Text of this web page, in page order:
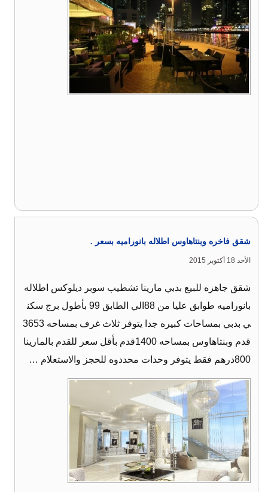
شقق فاخره وبنتاهاوس اطلاله بانوراميه بسعر .
الأحد 18 أكتوبر 2015
شقق جاهزه للبيع بدبي مارينا تشطيب سوبر ديلوكس اطلاله
بانوراميه طوابق عليا من 88الي الطابق 99 بأطول برج سكن
ي بدبي بمساحات كبيره جدا يتوفر ثلاث غرف بمساحه 3653
قدم وبنتاهاوس بمساحه 1400قدم بأقل سعر للقدم بالمارينا
800درهم فقط يتوفر وحدات محددوه للحجز والاستعلام …